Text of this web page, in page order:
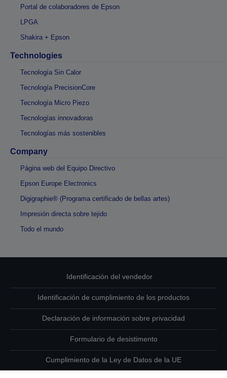
Portal de colaboradores de Epson
LPGA
Shakira + Epson
Technologies
Tecnología Sin Calor
Tecnología PrecisionCore
Tecnología Micro Piezo
Tecnologías innovadoras
Tecnologías más sostenibles
Company
Página web del Equipo Directivo
Epson Europe Electronics
Digigraphie® (Programa certificado de bellas artes)
Impresión directa sobre tejido
Todo el mundo
Identificación del vendedor
Identificación de cumplimiento de los productos
Declaración de información sobre privacidad
Formulario de desistimento
Cumplimiento de la Ley de Datos de la UE